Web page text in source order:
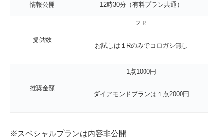
情報公開 12時30分（有料プラン共通）
提供数
２Ｒ
お試しは１Rのみでコロガシ無し
推奨金額
1点1000円
ダイアモンドプランは１点2000円
※スペシャルプランは内容非公開